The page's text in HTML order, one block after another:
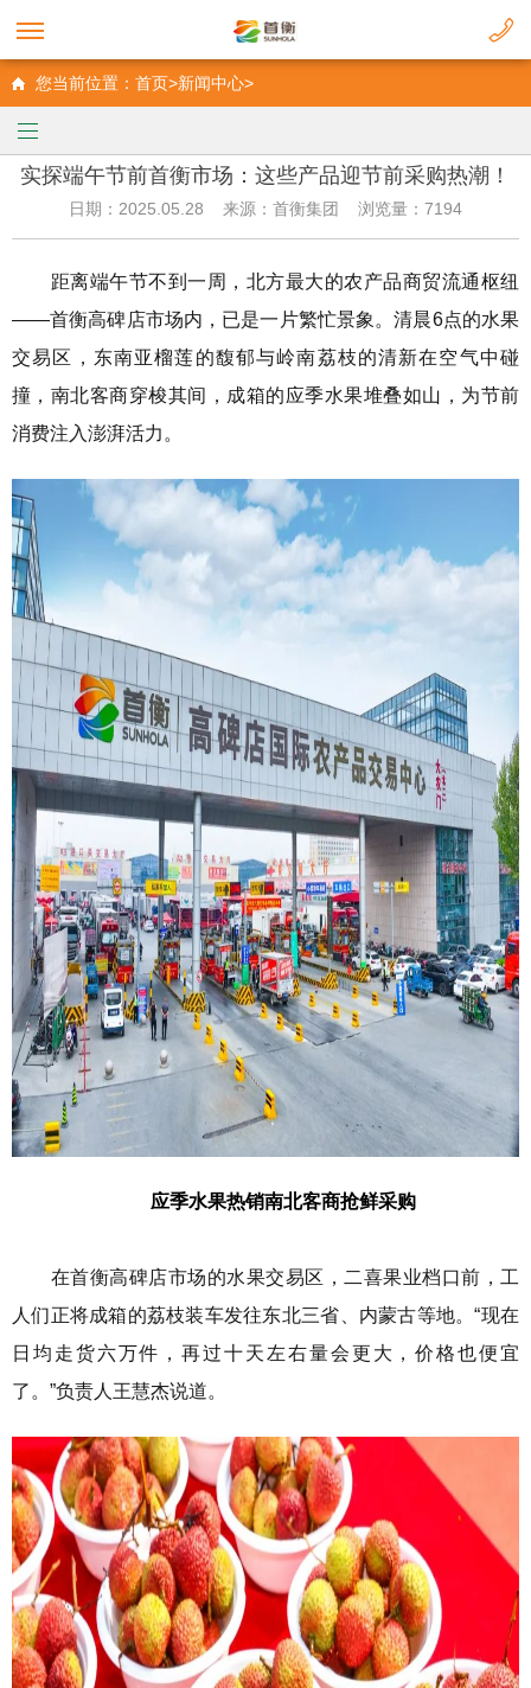
您当前位置：首页>新闻中心>
实探端午节前首衡市场：这些产品迎节前采购热潮！
日期：2025.05.28 来源：首衡集团 浏览量：7194
距离端午节不到一周，北方最大的农产品商贸流通枢纽
——首衡高碑店市场内，已是一片繁忙景象。清晨6点的水果
交易区，东南亚榴莲的馥郁与岭南荔枝的清新在空气中碰
撞，南北客商穿梭其间，成箱的应季水果堆叠如山，为节前
消费注入澎湃活力。
应季水果热销南北客商抢鲜采购
在首衡高碑店市场的水果交易区，二喜果业档口前，工
人们正将成箱的荔枝装车发往东北三省、内蒙古等地。“现在
日均走货六万件，再过十天左右量会更大，价格也便宜
了。”负责人王慧杰说道。